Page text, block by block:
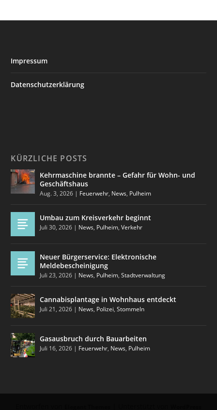
Impressum
Datenschutzerklärung
KÜRZLICHE POSTS
Kehrmaschine brannte – Gefahr für Wohn- und
Geschäftshaus
Aug. 3, 2026 | Feuerwehr, News, Pulheim
Umbau zum Kreisverkehr beginnt
Juli 30, 2026 | News, Pulheim,Verkehr
Neuer Bürgerservice: Elektronische
Meldebescheinigung
Juli 23, 2026 | News, Pulheim,Stadtverwaltung
Cannabisplantage in Wohnhaus entdeckt
Juli 21, 2026 | News, Polizei,Stommeln
Gasausbruch durch Bauarbeiten
Juli 16, 2026 | Feuerwehr, News, Pulheim